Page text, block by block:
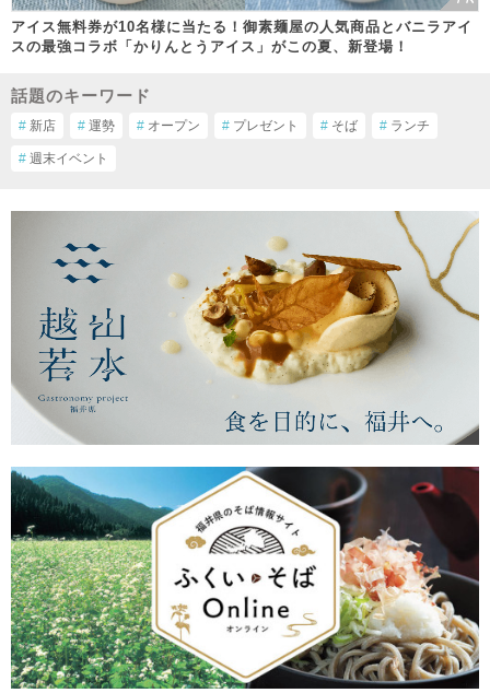
アイス無料券が10名様に当たる！御素麺屋の人気商品とバニラアイ
スの最強コラボ「かりんとうアイス」がこの夏、新登場！
話題のキーワード
# 新店 # 運勢 # オープン # プレゼント # そば # ランチ
# 週末イベント